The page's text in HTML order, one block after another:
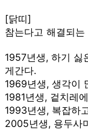
[닭띠]
참는다고 해결되
1957년생, 하기 싫
게간다.
1969년생, 생각이
1981년생, 겉치레
1993년생, 복잡하
2005년생, 용두사